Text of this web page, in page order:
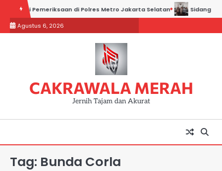
content
Pemeriksaan di Polres Metro Jakarta Selatan Sidang Kadin
Agustus 6, 2026
CAKRAWALA MERAH
Jernih Tajam dan Akurat
Tag: Bunda Corla